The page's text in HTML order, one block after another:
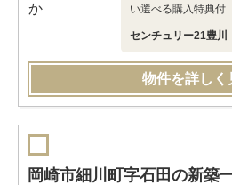
い選べる購入特典付
センチュリー21豊
物件を詳しく
岡崎市細川町字石田の新築